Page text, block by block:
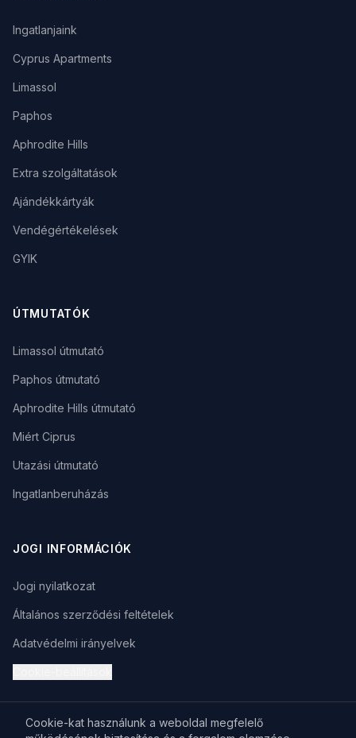
Ingatlanjaink
Cyprus Apartments
Limassol
Paphos
Aphrodite Hills
Extra szolgáltatások
Ajándékkártyák
Vendégértékelések
GYIK
ÚTMUTATÓK
Limassol útmutató
Paphos útmutató
Aphrodite Hills útmutató
Miért Ciprus
Utazási útmutató
Ingatlanberuházás
JOGI INFORMÁCIÓK
Jogi nyilatkozat
Általános szerződési feltételek
Adatvédelmi irányelvek
Cookie-kat használunk a weboldal megfelelő